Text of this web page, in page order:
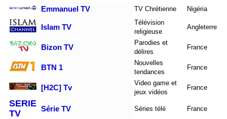
Emmanuel TV TV Chrétienne Nigéria
Islam TV
Télévision
religieuse
Angleterre
Bizon TV
Parodies et
délires
France
BTN 1
Nouvelles
tendances
France
[H2C] Tv
Video game et
jeux vidéos
France
SERIE
TV
Série TV Séries télé France